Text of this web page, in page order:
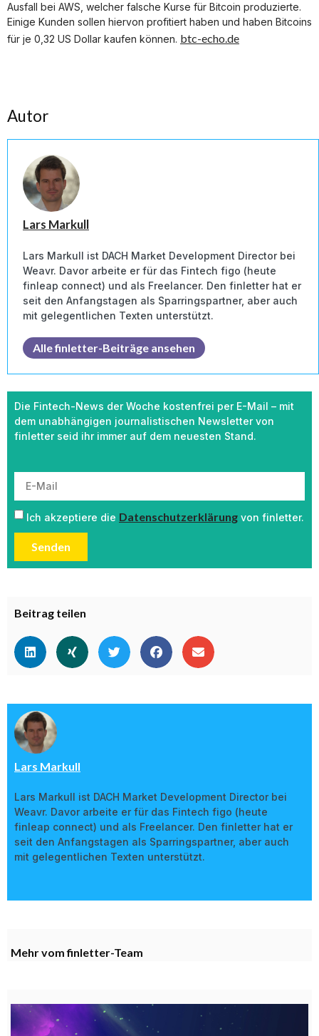
Die Fintech-News der Woche kostenfrei per E-Mail – mit
dem unabhängigen journalistischen Newsletter von
finletter seid ihr immer auf dem neuesten Stand.
Ich akzeptiere die Datenschutzerklärung von finletter.
Senden
Beitrag teilen
Lars Markull
Lars Markull ist DACH Market Development Director bei
Weavr. Davor arbeite er für das Fintech figo (heute
finleap connect) und als Freelancer. Den finletter hat er
seit den Anfangstagen als Sparringspartner, aber auch
mit gelegentlichen Texten unterstützt.
Mehr vom finletter-Team
Ausfall bei AWS, welcher falsche Kurse für Bitcoin produzierte.
Einige Kunden sollen hiervon profitiert haben und haben Bitcoins
für je 0,32 US Dollar kaufen können. btc-echo.de
Autor
Lars Markull
Lars Markull ist DACH Market Development Director bei
Weavr. Davor arbeite er für das Fintech figo (heute
finleap connect) und als Freelancer. Den finletter hat er
seit den Anfangstagen als Sparringspartner, aber auch
mit gelegentlichen Texten unterstützt.
Alle finletter-Beiträge ansehen